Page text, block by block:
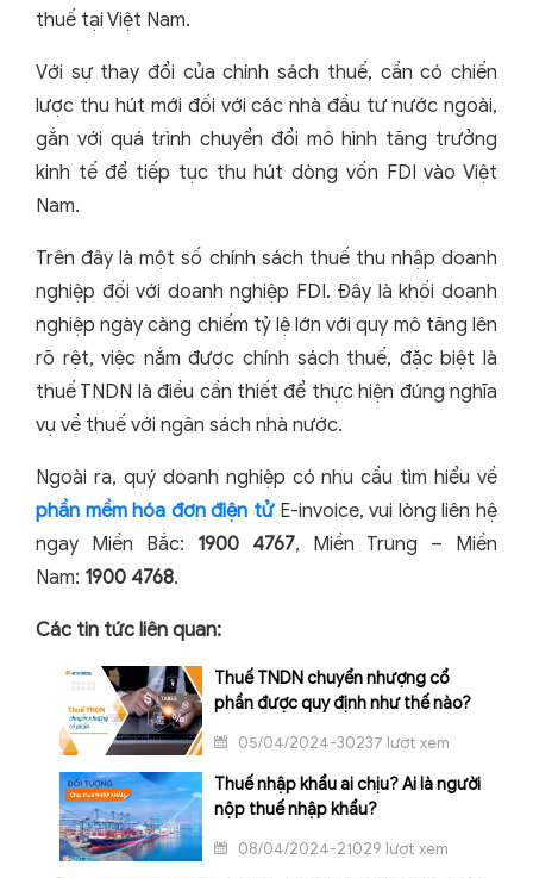
thuế tại Việt Nam.
Với sự thay đổi của chính sách thuế, cần có chiến
lược thu hút mới đối với các nhà đầu tư nước ngoài,
gắn với quá trình chuyển đổi mô hình tăng trưởng
kinh tế để tiếp tục thu hút dòng vốn FDI vào Việt
Nam.
Trên đây là một số chính sách thuế thu nhập doanh
nghiệp đối với doanh nghiệp FDI. Đây là khối doanh
nghiệp ngày càng chiếm tỷ lệ lớn với quy mô tăng lên
rõ rệt, việc nắm được chính sách thuế, đặc biệt là
thuế TNDN là điều cần thiết để thực hiện đúng nghĩa
vụ về thuế với ngân sách nhà nước.
Ngoài ra, quý doanh nghiệp có nhu cầu tìm hiểu về
phần mềm hóa đơn điện tửE-invoice, vui lòng liên hệ
ngay Miền Bắc: 1900 4767, Miền Trung – Miền
Nam: 1900 4768.
Các tin tức liên quan:
Thuế TNDN chuyển nhượng cổ
phần được quy định như thế nào?
05/04/2024-30237 lượt xem
Thuế nhập khẩu ai chịu? Ai là người
nộp thuế nhập khẩu?
08/04/2024-21029 lượt xem